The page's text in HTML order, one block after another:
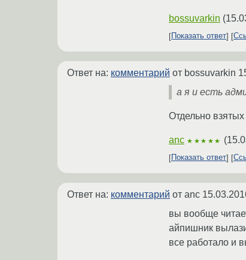
bossuvarkin (
Показать ответ
Ответ на: комментарий от bossuvarkin
а я и есть
Отдельно
anc ★★★★★ (
Показать ответ
Ответ на: комментарий от anc
вы вообще
айпишник
все работало и